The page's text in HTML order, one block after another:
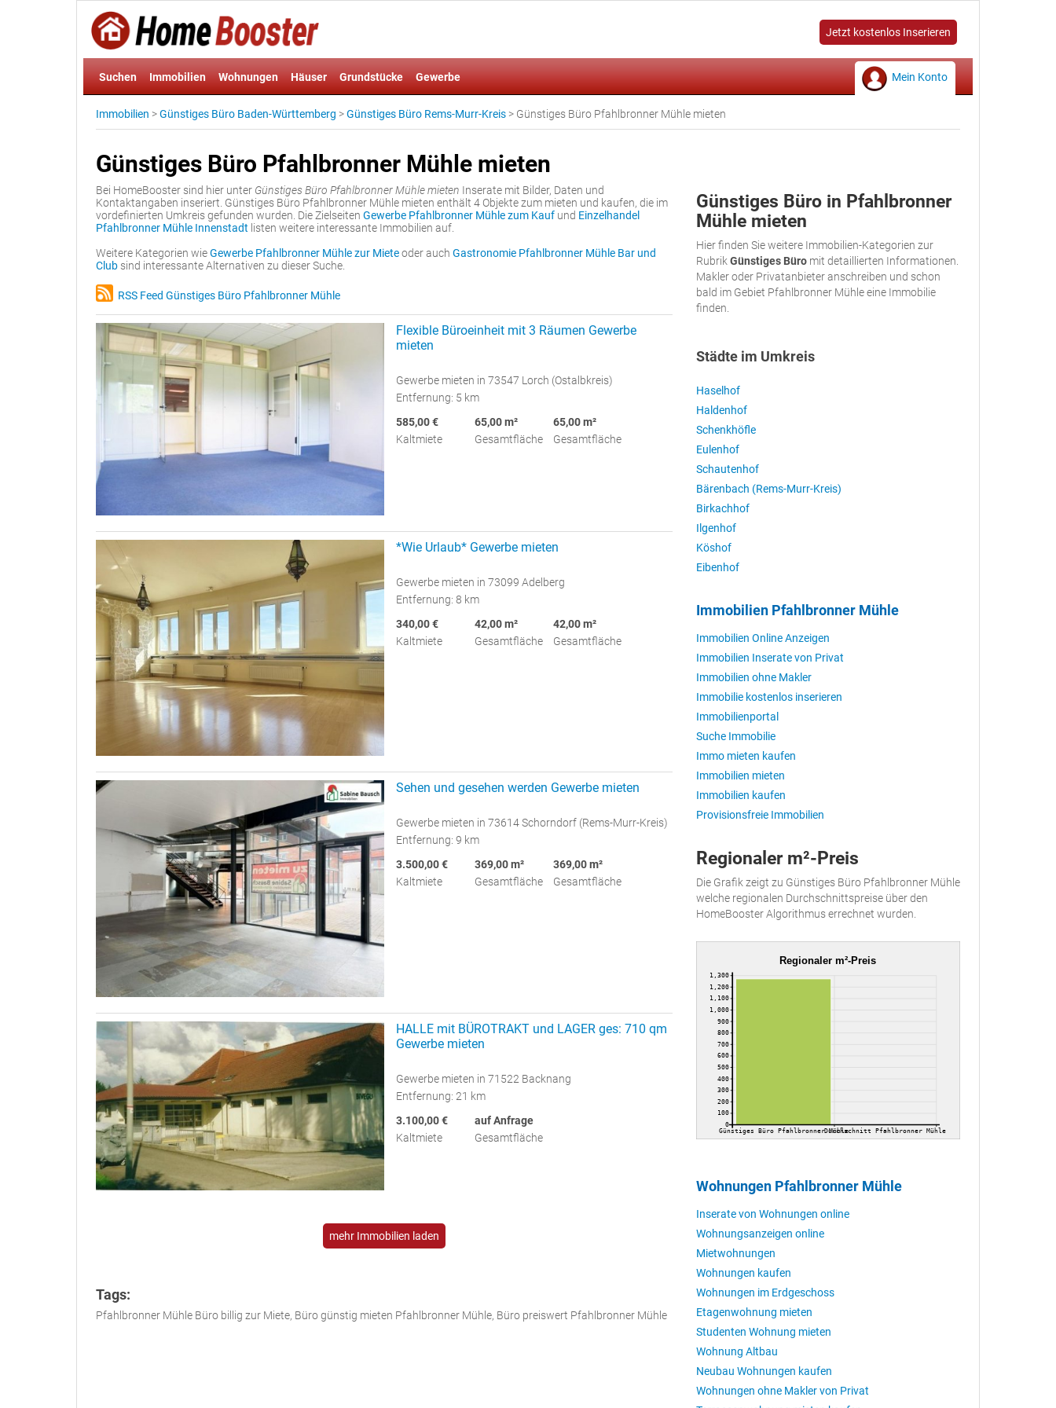
Jetzt kostenlos Inserieren
Suchen Immobilien Wohnungen Häuser Grundstücke Gewerbe Mein Konto
Immobilien >Günstiges Büro Baden-Württemberg >Günstiges Büro Rems-Murr-Kreis > Günstiges Büro Pfahlbronner Mühle mieten
Günstiges Büro Pfahlbronner Mühle mieten
Bei HomeBooster sind hier unter Günstiges Büro Pfahlbronner Mühle mieten Inserate mit Bilder, Daten und
Kontaktangaben inseriert. Günstiges Büro Pfahlbronner Mühle mieten enthält 4 Objekte zum mieten und kaufen, die im
vordefinierten Umkreis gefunden wurden. Die Zielseiten Gewerbe Pfahlbronner Mühle zum Kauf und Einzelhandel
Pfahlbronner Mühle Innenstadt listen weitere interessante Immobilien auf.
Weitere Kategorien wieGewerbe Pfahlbronner Mühle zur Mieteoder auch Gastronomie Pfahlbronner Mühle Bar und
Club sind interessante Alternativen zu dieser Suche.
RSS Feed Günstiges Büro Pfahlbronner Mühle
Flexible Büroeinheit mit 3 Räumen Gewerbe
mieten
Gewerbe mieten in 73547 Lorch (Ostalbkreis)
Entfernung: 5 km
585,00 €
Kaltmiete
65,00 m²
Gesamtfläche
65,00 m²
Gesamtfläche
*Wie Urlaub* Gewerbe mieten
Gewerbe mieten in 73099 Adelberg
Entfernung: 8 km
340,00 €
Kaltmiete
42,00 m²
Gesamtfläche
42,00 m²
Gesamtfläche
Sehen und gesehen werden Gewerbe mieten
Gewerbe mieten in 73614 Schorndorf (Rems-Murr-Kreis)
Entfernung: 9 km
3.500,00 €
Kaltmiete
369,00 m²
Gesamtfläche
369,00 m²
Gesamtfläche
HALLE mit BÜROTRAKT und LAGER ges: 710 qm
Gewerbe mieten
Gewerbe mieten in 71522 Backnang
Entfernung: 21 km
3.100,00 €
Kaltmiete
auf Anfrage
Gesamtfläche
mehr Immobilien laden
Tags:
Pfahlbronner Mühle Büro billig zur Miete, Büro günstig mieten Pfahlbronner Mühle, Büro preiswert Pfahlbronner Mühle
Günstiges Büro in Pfahlbronner
Mühle mieten
Hier finden Sie weitere Immobilien-Kategorien zur
Rubrik Günstiges Büro mit detaillierten Informationen.
Makler oder Privatanbieter anschreiben und schon
bald im Gebiet Pfahlbronner Mühle eine Immobilie
finden.
Städte im Umkreis
Haselhof
Haldenhof
Schenkhöfle
Eulenhof
Schautenhof
Bärenbach (Rems-Murr-Kreis)
Birkachhof
Ilgenhof
Köshof
Eibenhof
Immobilien Pfahlbronner Mühle
Immobilien Online Anzeigen
Immobilien Inserate von Privat
Immobilien ohne Makler
Immobilie kostenlos inserieren
Immobilienportal
Suche Immobilie
Immo mieten kaufen
Immobilien mieten
Immobilien kaufen
Provisionsfreie Immobilien
Regionaler m²-Preis
Die Grafik zeigt zu Günstiges Büro Pfahlbronner Mühle
welche regionalen Durchschnittspreise über den
HomeBooster Algorithmus errechnet wurden.
Regionaler m²-Preis
0
100
200
300
400
500
600
700
800
900
1,000
1,100
1,200
1,300
Günstiges Büro Pfahlbronner MühleDurchschnitt Pfahlbronner Mühle
Wohnungen Pfahlbronner Mühle
Inserate von Wohnungen online
Wohnungsanzeigen online
Mietwohnungen
Wohnungen kaufen
Wohnungen im Erdgeschoss
Etagenwohnung mieten
Studenten Wohnung mieten
Wohnung Altbau
Neubau Wohnungen kaufen
Wohnungen ohne Makler von Privat